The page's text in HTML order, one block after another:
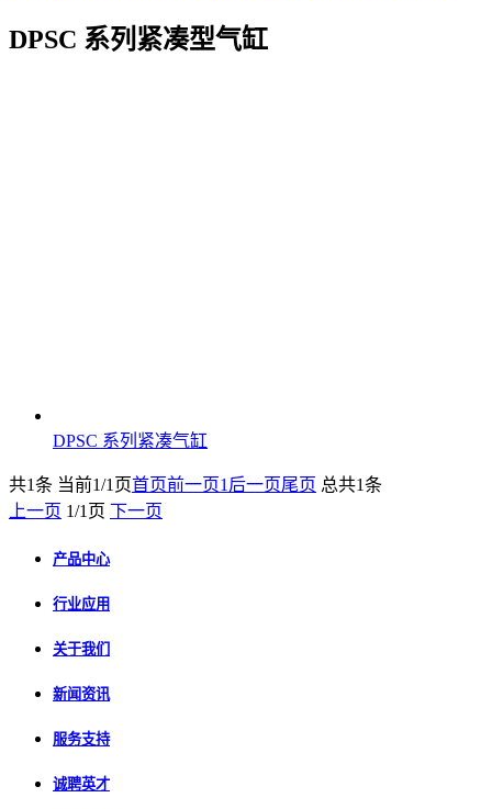
DPSC 系列紧凑型气缸
DPSC 系列紧凑气缸
共1条 当前1/1页首页前一页1后一页尾页 总共1条
上一页 1/1页 下一页
产品中心
行业应用
关于我们
新闻资讯
服务支持
诚聘英才